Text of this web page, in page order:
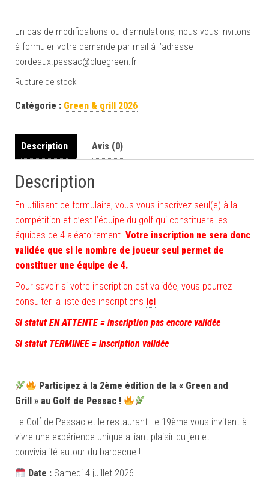
En cas de modifications ou d’annulations, nous vous invitons
à formuler votre demande par mail à l’adresse
bordeaux.pessac@bluegreen.fr
Rupture de stock
Catégorie : Green & grill 2026
Description Avis (0)
Description
En utilisant ce formulaire, vous vous inscrivez seul(e) à la
compétition et c’est l’équipe du golf qui constituera les
équipes de 4 aléatoirement. Votre inscription ne sera donc
validée que si le nombre de joueur seul permet de
constituer une équipe de 4.
Pour savoir si votre inscription est validée, vous pourrez
consulter la liste des inscriptions ici
Si statut EN ATTENTE = inscription pas encore validée
Si statut TERMINEE = inscription validée
Participez à la 2ème édition de la « Green and
Grill » au Golf de Pessac !
Le Golf de Pessac et le restaurant Le 19ème vous invitent à
vivre une expérience unique alliant plaisir du jeu et
convivialité autour du barbecue !
Date : Samedi 4 juillet 2026